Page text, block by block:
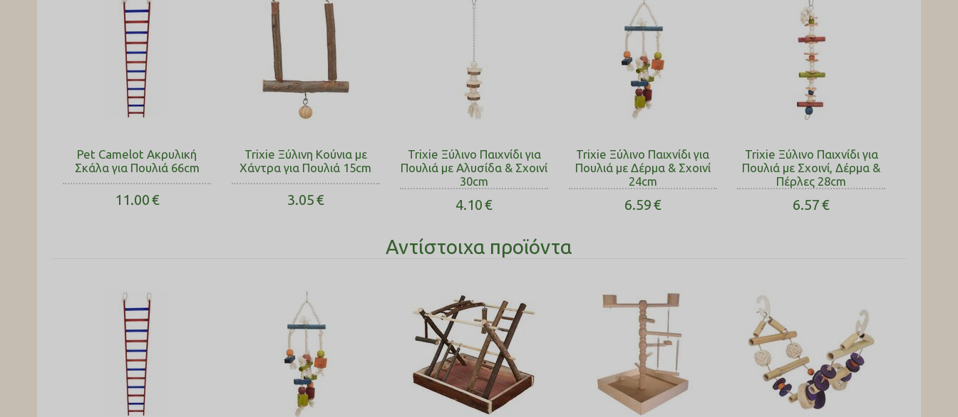
Pet Camelot Ακρυλική
Σκάλα για Πουλιά 66cm
11.00€
Trixie Ξύλινη Κούνια με
Χάντρα για Πουλιά 15cm
3.05€
Trixie Ξύλινο Παιχνίδι για
Πουλιά με Αλυσίδα & Σχοινί
30cm
4.10€
Trixie Ξύλινο Παιχνίδι για
Πουλιά με Δέρμα & Σχοινί
24cm
6.59€
Trixie Ξύλινο Παιχνίδι για
Πουλιά με Σχοινί, Δέρμα &
Πέρλες 28cm
6.57€
Αντίστοιχα προϊόντα